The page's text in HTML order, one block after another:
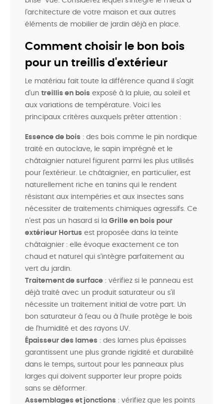
l'architecture de votre maison et aux autres
éléments de mobilier de jardin déjà en place.
Comment choisir le bon bois
pour un treillis d'extérieur
Le matériau fait toute la différence quand il s'agit
d'un treillis en bois exposé à la pluie, au soleil et
aux variations de température. Voici les
principaux critères auxquels prêter attention :
Essence de bois : des bois comme le pin nordique
traité en autoclave, le sapin imprégné et le
châtaignier naturel figurent parmi les plus utilisés
pour l'extérieur. Le châtaignier, en particulier, est
naturellement riche en tanins qui le rendent
résistant aux intempéries et aux insectes sans
nécessiter de traitements chimiques agressifs. Ce
n'est pas un hasard si la Grille en bois pour
extérieur Hortus est proposée dans la teinte
châtaignier : elle évoque exactement ce ton
chaud et naturel qui s'intègre parfaitement au
vert du jardin.
Traitement de surface : vérifiez si le panneau est
déjà traité avec un produit saturateur ou s'il
nécessite un traitement initial de votre part. Un
bon saturateur à l'eau ou à l'huile protège le bois
de l'humidité et des rayons UV.
Épaisseur des lames : des lames plus épaisses
garantissent une plus grande rigidité et durabilité
dans le temps, surtout pour les panneaux plus
larges qui doivent supporter leur propre poids
sans se déformer.
Assemblages et jonctions : vérifiez que les points